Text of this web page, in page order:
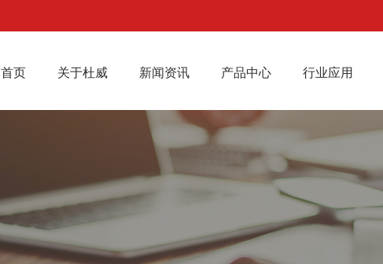
首页(current)关于杜威 新闻资讯 产品中心 行业应用